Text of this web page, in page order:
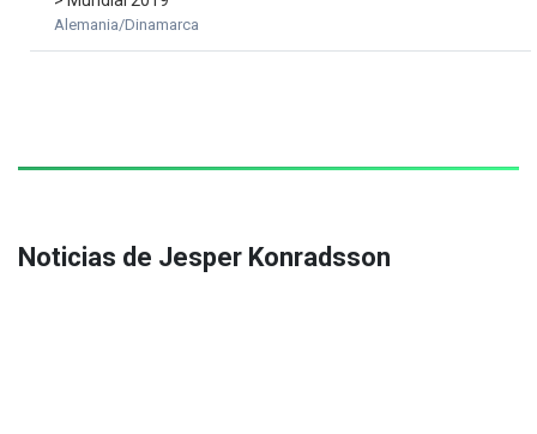
Alemania/Dinamarca
Noticias de Jesper Konradsson